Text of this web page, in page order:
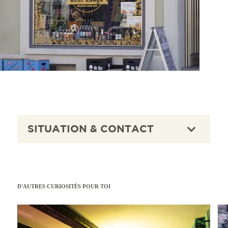
SITUATION & CONTACT
D'AUTRES CURIOSITÉS POUR TOI
En savoir plus En